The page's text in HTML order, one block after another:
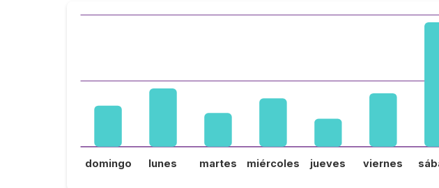
domingo lunes martes miércoles jueves viernes